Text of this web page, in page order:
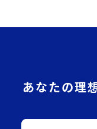
あなたの理